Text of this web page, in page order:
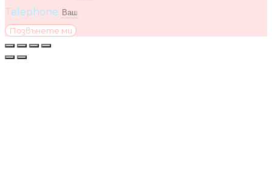
Telephone
Позвънете ми